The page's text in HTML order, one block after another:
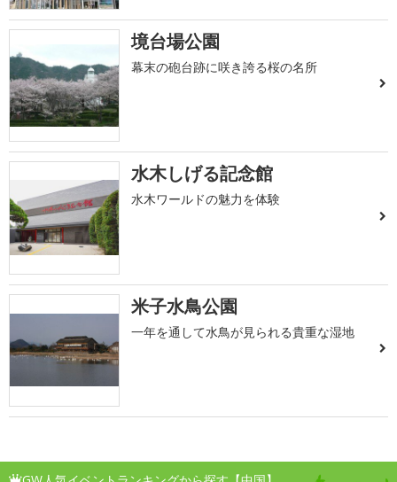
境台場公園
幕末の砲台跡に咲き誇る桜の名所
水木しげる記念館
水木ワールドの魅力を体験
米子水鳥公園
一年を通して水鳥が見られる貴重な湿地